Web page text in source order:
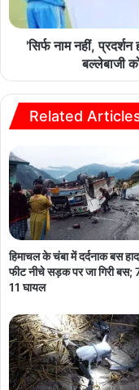
'सिर्फ नाम नहीं,
बल्लेबाजी
Related
हिमाचल के चंबा में दर्दनाक बस
फीट नीचे सड़क पर जा गिरी बस;
11 घायल